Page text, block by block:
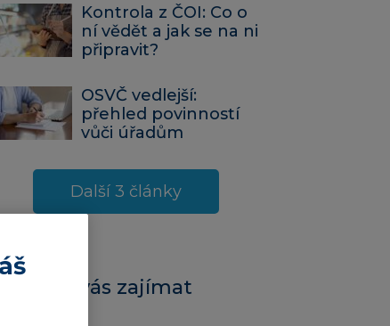
Kontrola z ČOI: Co o
ní vědět a jak se na ni
připravit?
OSVČ vedlejší:
přehled povinností
vůči úřadům
Další 3 články
by vás zajímat